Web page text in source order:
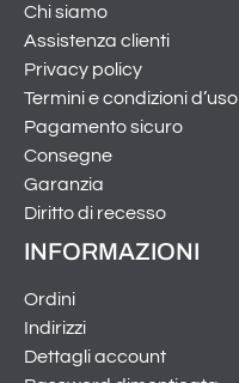
Chi siamo
Assistenza clienti
Privacy policy
Termini e condizioni d’uso
Pagamento sicuro
Consegne
Garanzia
Diritto di recesso
INFORMAZIONI
Ordini
Indirizzi
Dettagli account